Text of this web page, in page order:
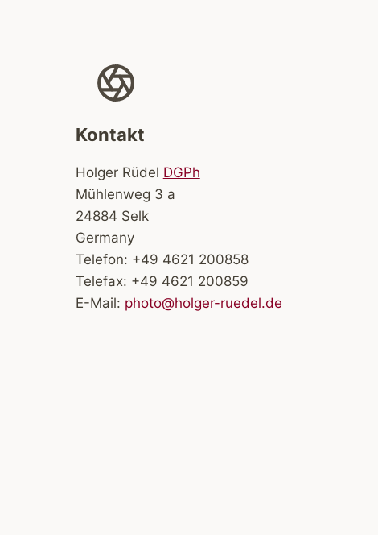
Kontakt
Holger Rüdel DGPh
Mühlenweg 3 a
24884 Selk
Germany
Telefon: +49 4621 200858
Telefax: +49 4621 200859
E-Mail: photo@holger-ruedel.de